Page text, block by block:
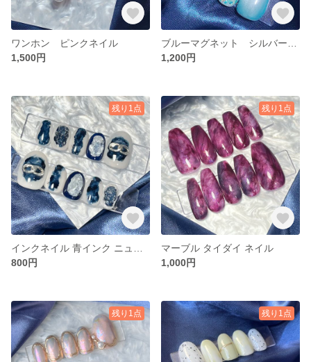
ワンホン ピンクネイル
1,500円
1,200円
残り1点
800円
残り1点
マーブル タイダイ ネイル
1,000円
残り1点 残り1点